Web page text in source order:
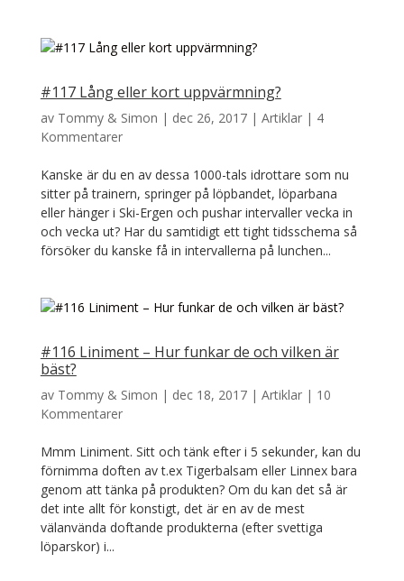
#117 Lång eller kort uppvärmning?
av Tommy & Simon | dec 26, 2017| Artiklar| 4
Kommentarer
Kanske är du en av dessa 1000-tals idrottare som nu
sitter på trainern, springer på löpbandet, löparbana
eller hänger i Ski-Ergen och pushar intervaller vecka in
och vecka ut? Har du samtidigt ett tight tidsschema så
försöker du kanske få in intervallerna på lunchen...
#116 Liniment – Hur funkar de och vilken är
bäst?
av Tommy & Simon | dec 18, 2017| Artiklar| 10
Kommentarer
Mmm Liniment. Sitt och tänk efter i 5 sekunder, kan du
förnimma doften av t.ex Tigerbalsam eller Linnex bara
genom att tänka på produkten? Om du kan det så är
det inte allt för konstigt, det är en av de mest
välanvända doftande produkterna (efter svettiga
löparskor) i...